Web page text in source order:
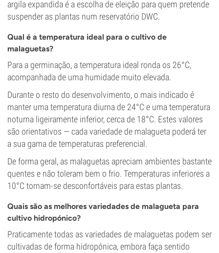
argila expandida é a escolha de eleição para quem pretende
suspender as plantas num reservatório DWC.
Qual é a temperatura ideal para o cultivo de
malaguetas?
Para a germinação, a temperatura ideal ronda os 26°C,
acompanhada de uma humidade muito elevada.
Durante o resto do desenvolvimento, o mais indicado é
manter uma temperatura diurna de 24°C e uma temperatura
noturna ligeiramente inferior, cerca de 18°C. Estes valores
são orientativos — cada variedade de malagueta poderá ter
a sua gama de temperaturas preferencial.
De forma geral, as malaguetas apreciam ambientes bastante
quentes e não toleram bem o frio. Temperaturas inferiores a
10°C tornam-se desconfortáveis para estas plantas.
Quais são as melhores variedades de malagueta para
cultivo hidropónico?
Praticamente todas as variedades de malaguetas podem ser
cultivadas de forma hidropónica, embora faça sentido